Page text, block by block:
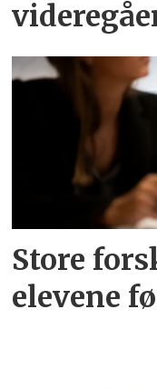
Store
elevene